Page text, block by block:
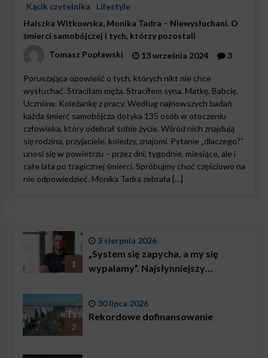
Kącik czytelnika
Lifestyle
Halszka Witkowska, Monika Tadra – Niewysłuchani. O
śmierci samobójczej i tych, którzy pozostali
Tomasz Popławski
13 września 2024 3
Poruszająca opowieść o tych, których nikt nie chce
wysłuchać. Straciłam męża. Straciłem syna. Matkę. Babcię.
Uczniów. Koleżankę z pracy. Według najnowszych badań
każda śmierć samobójcza dotyka 135 osób w otoczeniu
człowieka, który odebrał sobie życie. Wśród nich znajdują
się rodzina, przyjaciele, koledzy, znajomi. Pytanie „dlaczego?”
unosi się w powietrzu – przez dni, tygodnie, miesiące, ale i
całe lata po tragicznej śmierci. Spróbujmy choć częściowo na
nie odpowiedzieć. Monika Tadra zebrała […]
1
3 sierpnia 2026
„System się zapycha, a my się
wypalamy”. Najsłynniejszy
problemem są nie tylko choroby
2
30 lipca 2026
Rekordowe dofinansowanie